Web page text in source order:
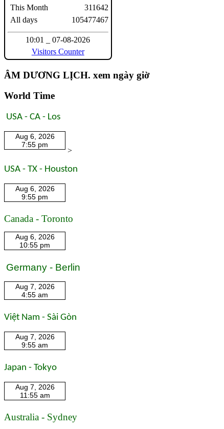
This Month
All days
311642
105477467
10:01 _ 07-08-2026
Visitors Counter
ÂM DƯƠNG LỊCH. xem ngày giờ
World Time
USA - CA - Los
>
USA - TX - Houston
Canada - Toronto
Germany - Berlin
Việt Nam - Sài Gòn
Japan - Tokyo
Australia - Sydney